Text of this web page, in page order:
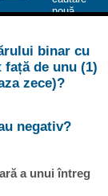
binar cu
de unu (1)
zece)?
negativ?
a unui întreg